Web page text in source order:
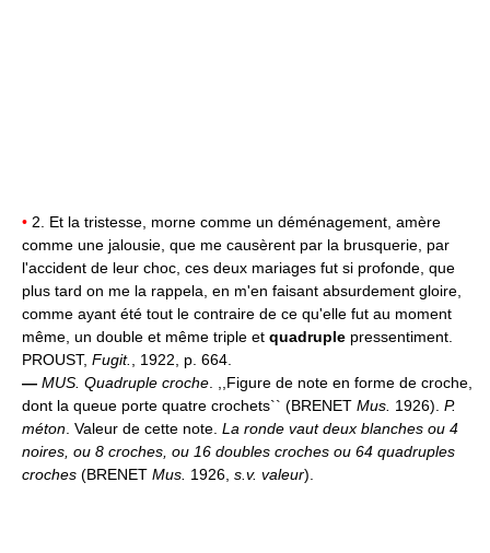
• 2. Et la tristesse, morne comme un déménagement, amère
comme une jalousie, que me causèrent par la brusquerie, par
l'accident de leur choc, ces deux mariages fut si profonde, que
plus tard on me la rappela, en m'en faisant absurdement gloire,
comme ayant été tout le contraire de ce qu'elle fut au moment
même, un double et même triple et quadruple pressentiment.
PROUST, Fugit.
, 1922, p. 664.
— MUS. Quadruple croche . ,,Figure de note en forme de croche,
dont la queue porte quatre crochets`` (BRENET Mus. 1926). P.
méton . Valeur de cette note. La ronde vaut deux blanches ou 4
noires, ou 8 croches, ou 16 doubles croches ou 64 quadruples
croches (BRENET Mus. 1926, s.v. valeur).